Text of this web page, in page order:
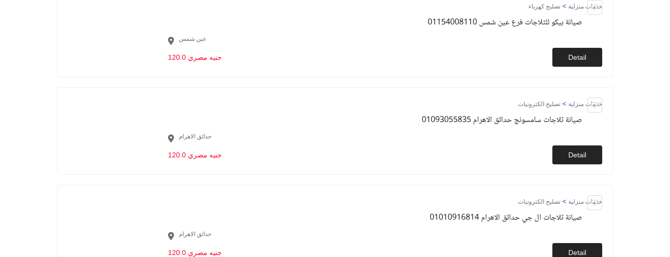
خدمات منزلية > تصليح كهرباء
صيانة بيكو للثلاجات فرع عين شمس 01154008110
عين شمس
120.0 جنيه مصري Detail
خدمات منزلية > تصليح الكترونيات
صيانة ثلاجات سامسونج حدائق الاهرام 01093055835
حدائق الاهرام
120.0 جنيه مصري Detail
خدمات منزلية > تصليح الكترونيات
صيانة ثلاجات ال جي حدائق الاهرام 01010916814
حدائق الاهرام
120.0 جنيه مصري Detail